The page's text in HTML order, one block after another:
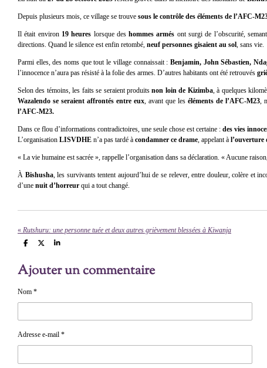
Depuis plusieurs mois, ce village se trouve sous le contrôle des éléments de l’AFC-
Il était environ 19 heures lorsque deshommes armés ont surgi de l’obscurité,
directions. Quand le silence est enfin retombé, neuf personnes gisaient au sol , sans vie.
Parmi elles, des noms que tout le village connaissait : Benjamin, John Sébastien,
l’innocence n’aura pas résisté à la folie des armes. D’autres habitants ont été retrouvés
Selon des témoins, les faits se seraient produitsnon loin de Kizimba, à quelques
Wazalendo se seraient affrontés entre eux, avant que les éléments de l’AFC-M23,
l’AFC-M23.
Dans ce flou d’informations contradictoires, une seule chose est certaine : des vies
L’organisation LISVDHE n’a pas tardé à condamner ce drame , appelant à l’ouverture
« La vie humaine est sacrée », rappelle l’organisation dans sa déclaration. « Aucune
À Bishusha, les survivants tentent aujourd’hui de se relever, entre douleur, colère et
d’une nuit d’horreur qui a tout changé.
« Rutshuru: une personne tuée et deux autres grièvement blessées à Kiwanja
P
t
a
r
P
t
a
P
a
Ajouter un commentaire
Nom *
Adresse e-mail *